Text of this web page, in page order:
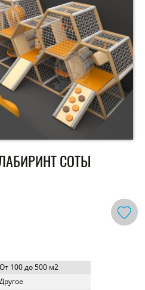
СОТЫ
От 100 до 500 м2
Другое